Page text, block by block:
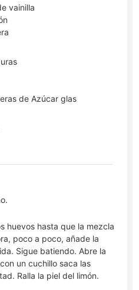
vainilla
de Azúcar glas
huevos hasta que la mezcla
poco a poco, añade la
Sigue batiendo. Abre la
un cuchillo saca las
Ralla la piel del limón.